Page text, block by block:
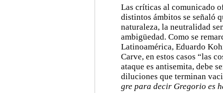
Las críticas al comunicado
distintos ámbitos se señaló
naturaleza, la neutralidad
ambigüedad. Como se
Latinoamérica, Eduardo
Carve, en estos casos “las
ataque es antisemita, debe
diluciones que terminan
gre para decir Gregorio es